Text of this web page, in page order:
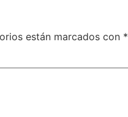
están marcados con *